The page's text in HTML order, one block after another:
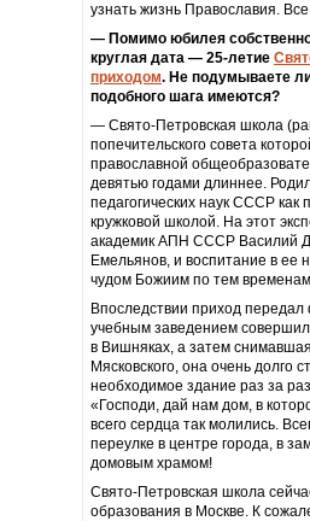
узнать жизнь Православия.
— Помимо юбилея собственно
круглая дата — 25-летие
приходом. Не подумываете
подобного шага имеются?
— Свято-Петровская школа
попечительского совета
православной
девятью годами длиннее.
педагогических наук СССР
кружковой школой. На этот
академик АПН СССР Василий
Емельянов, и воспитание в ее
чудом Божиим по тем
Впоследствии приход
учебным заведением
в Вишняках, а затем
Мясковского, она очень долго
необходимое здание раз за
«Господи, дай нам дом, в
всего сердца так молились.
переулке в центре города, в
домовым храмом!
Свято-Петровская школа
образования в Москве. К